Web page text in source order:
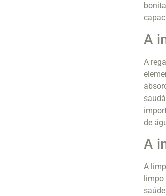
A
A
de
A
A
limpo